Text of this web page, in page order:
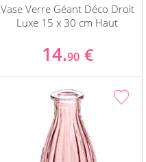
Vase Verre Géant Déco Droit
Luxe 15 x 30 cm Haut
14.90 €